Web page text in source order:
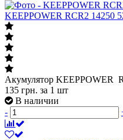
KEEPPOWER RCR2 14250
Акумулятор KEEPPOWER
135 грн. за 1 шт
В наличии
-